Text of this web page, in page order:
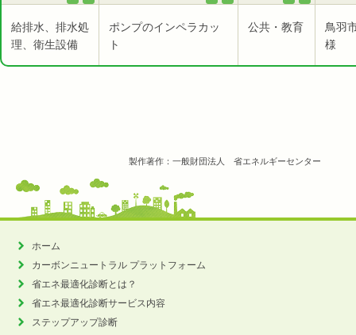
給排水、排水処
理、衛生設備
ポンプのインペラカッ
ト
公共・教育
鳥羽
様
製作著作：一般財団法人 省エネルギーセンター
ホーム
カーボンニュートラル プラットフォーム
省エネ最適化診断とは？
省エネ最適化診断サービス内容
ステップアップ診断